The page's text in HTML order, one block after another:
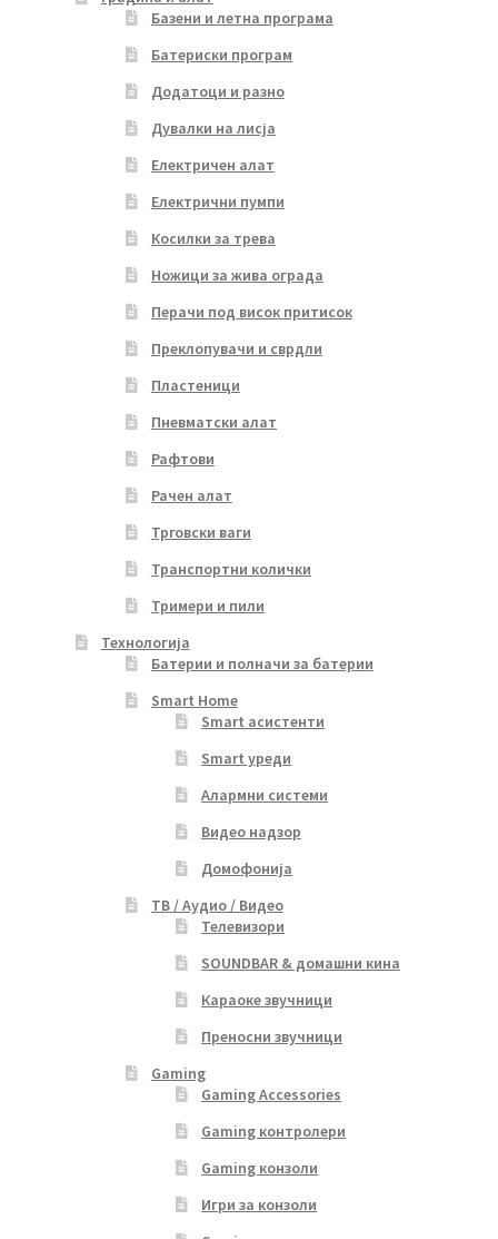
Базени и летна програма
Батериски програм
Додатоци и разно
Дувалки на лисја
Електричен алат
Електрични пумпи
Косилки за трева
Ножици за жива ограда
Перачи под висок притисок
Преклопувачи и сврдли
Пластеници
Пневматски алат
Рафтови
Рачен алат
Трговски ваги
Транспортни колички
Тримери и пили
Технологија
Батерии и полначи за батерии
Smart Home
Smart асистенти
Smart уреди
Алармни системи
Видео надзор
Домофонија
ТВ / Аудио / Видео
Телевизори
SOUNDBAR & домашни кина
Караоке звучници
Преносни звучници
Gaming
Gaming Accessories
Gaming контролери
Gaming конзоли
Игри за конзоли